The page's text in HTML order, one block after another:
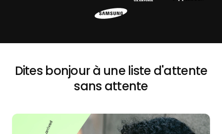
Dites bonjour à une liste d'attente
sans attente